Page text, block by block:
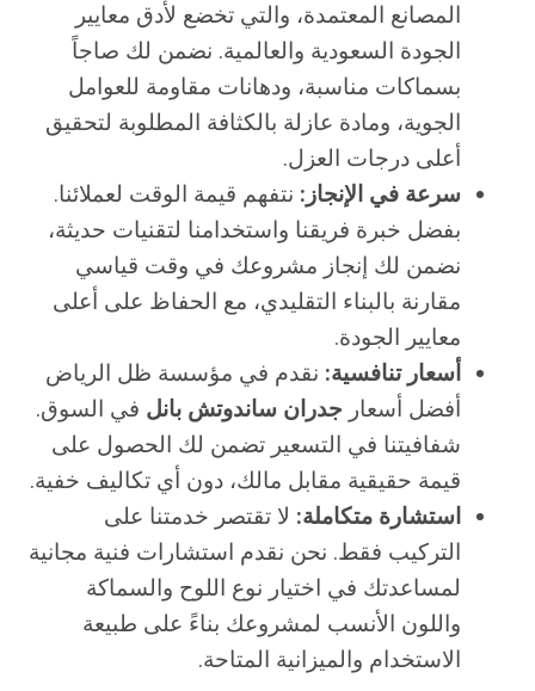
المصانع المعتمدة، والتي تخضع لأدق معايير
الجودة السعودية والعالمية. نضمن لك صاجاً
بسماكات مناسبة، ودهانات مقاومة للعوامل
الجوية، ومادة عازلة بالكثافة المطلوبة لتحقيق
أعلى درجات العزل.
سرعة في الإنجاز: نتفهم قيمة الوقت لعملائنا.
بفضل خبرة فريقنا واستخدامنا لتقنيات حديثة،
نضمن لك إنجاز مشروعك في وقت قياسي
مقارنة بالبناء التقليدي، مع الحفاظ على أعلى
معايير الجودة.
أسعار تنافسية: نقدم في مؤسسة ظل الرياض
أفضل أسعار جدران ساندوتش بانل في السوق.
شفافيتنا في التسعير تضمن لك الحصول على
قيمة حقيقية مقابل مالك، دون أي تكاليف خفية.
استشارة متكاملة: لا تقتصر خدمتنا على
التركيب فقط. نحن نقدم استشارات فنية مجانية
لمساعدتك في اختيار نوع اللوح والسماكة
واللون الأنسب لمشروعك بناءً على طبيعة
الاستخدام والميزانية المتاحة.